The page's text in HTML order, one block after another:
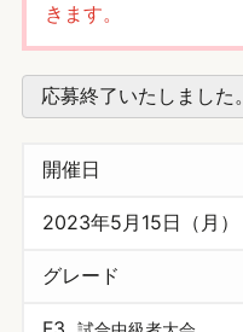
きます。
応募終了いたしました。
開催日
2023年5月15日（月）
グレード